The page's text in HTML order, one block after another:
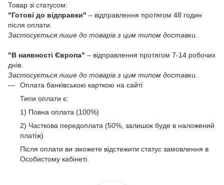
Товар зі статусом:
"Готові до відправки" – відправлення протягом 48 годин
після оплати.
Застосується лише до товарів з цим типом доставки.
"В наявності Європа" – відправлення протягом 7-14 робочих
днів.
Застосується лише до товарів з цим типом доставки.
Оплата банківською карткою на сайті
Типи оплати є:
1) Повна оплата (100%)
2) Часткова передоплата (50%, залишок буде в наложений
платіж)
Після оплати ви зможете відстежити статус замовлення в
Особистому кабінеті.